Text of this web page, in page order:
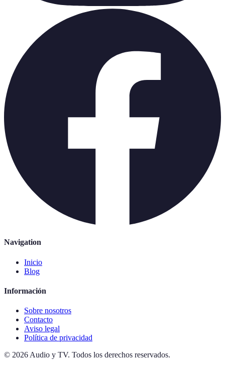
Navigation
Inicio
Blog
Información
Sobre nosotros
Contacto
Aviso legal
Política de privacidad
© 2026 Audio y TV. Todos los derechos reservados.